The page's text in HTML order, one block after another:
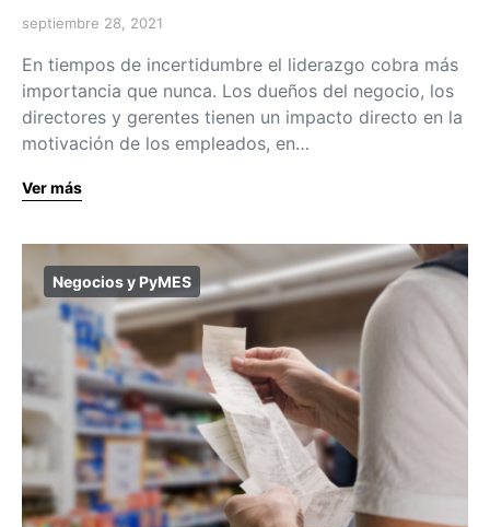
septiembre 28, 2021
En tiempos de incertidumbre el liderazgo cobra más
importancia que nunca. Los dueños del negocio, los
directores y gerentes tienen un impacto directo en la
motivación de los empleados, en…
Ver más
Negocios y PyMES